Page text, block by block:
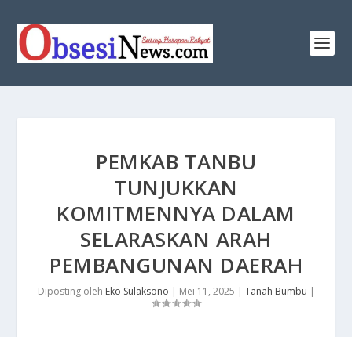
PEMKAB TANBU
TUNJUKKAN
KOMITMENNYA DALAM
SELARASKAN ARAH
PEMBANGUNAN DAERAH
Diposting oleh Eko Sulaksono | Mei 11, 2025 | Tanah Bumbu |